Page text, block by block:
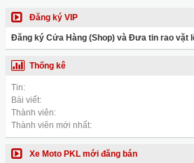
Đăng ký VIP
Đăng ký Cửa Hàng (Shop) và Đưa tin rao vặt
Thống kê
Tin:
Bài viết:
Thành viên:
Thành viên mới nhất:
Xe Moto PKL mới đăng bán